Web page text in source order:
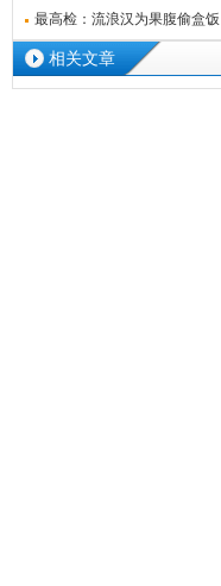
违法建
最高检：流浪汉为果腹偷盒
用刑罚
相关文章